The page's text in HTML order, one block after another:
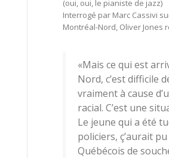
(oui, oui, le pianiste de jazz)
Interrogé par Marc Cassivi
Montréal-Nord, Oliver Jones
«Mais ce qui est
Nord, c’est difficile
vraiment à cause
racial. C’est une
Le jeune qui a été
policiers, ç’aurait
Québécois de